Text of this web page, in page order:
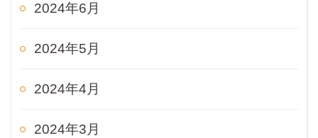
2024年6月
2024年5月
2024年4月
2024年3月